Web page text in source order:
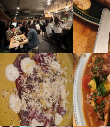
お店の採用担当者からの
固定給29.5万円以上＋毎月のイ
「安定」と「やりがい」を両方
ベテラン料理人が優しく、時に
さらに、店舗運営に欠かせない
す。
「技術」と「経営力」の両方を
リティの架け橋を育てていきま
リティの架け橋を育てていきま
店名
居酒屋 ホドケバ
勤務地
東京都目黒区鷹番3-3-19 オガワ
最終更新日2025/09/22